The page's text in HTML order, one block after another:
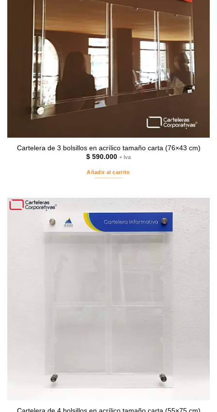
Cartelera de 3 bolsillos en acrílico tamaño carta (76×43 cm)
$ 590.000 + Iva
Añadir al carrito